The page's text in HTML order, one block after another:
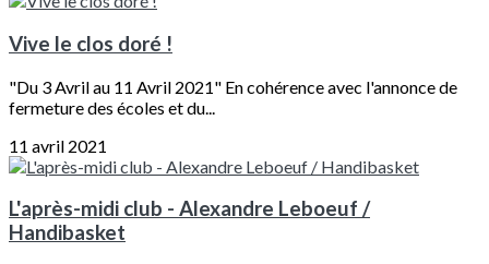
Vive le clos doré !
"Du 3 Avril au 11 Avril 2021" En cohérence avec l'annonce de
fermeture des écoles et du...
11 avril 2021
L'après-midi club - Alexandre Leboeuf /
Handibasket